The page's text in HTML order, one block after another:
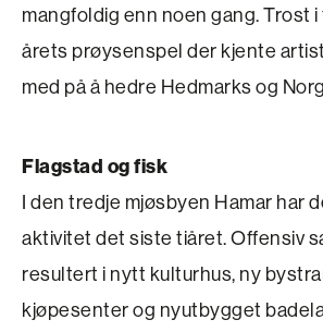
mangfoldig enn noen gang. Trost
årets prøysenspel der kjente
med på å hedre Hedmarks og
Flagstad og fisk
I den tredje mjøsbyen Hamar har
aktivitet det siste tiåret. Offensiv
resultert i nytt kulturhus, ny
kjøpesenter og nyutbygget